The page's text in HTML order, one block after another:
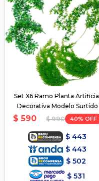
Set X6 Ramo Planta Artificial
Decorativa Modelo Surtido
$ 590 $ 990 40
$ 443
$ 443
$ 502
$ 531